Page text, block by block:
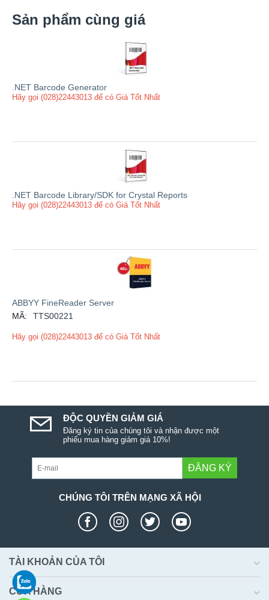
Sản phẩm cùng giá
.NET Barcode Generator
Hãy gọi (028)22443013 để có Giá Tốt Nhất
.NET Barcode Library/SDK for Crystal Reports
Hãy gọi (028)22443013 để có Giá Tốt Nhất
ABBYY FineReader Server
MÃ:
TTS00221
Hãy gọi (028)22443013 để có Giá Tốt Nhất
ĐỘC QUYỀN GIẢM GIÁ
Đăng ký tin của chúng tôi và nhận được một
phiếu mua hàng giảm giá 10%!
ĐĂNG KÝ
CHÚNG TÔI TRÊN MẠNG XÃ HỘI
TÀI KHOẢN CỦA TÔI
CỬA HÀNG